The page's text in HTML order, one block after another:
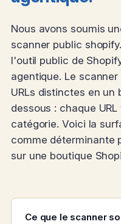
Nous avons soumis
scanner public
l'outil public de
agentique. Le
URLs distinctes en un
dessous : chaque
catégorie. Voici la
comme déterminante
sur une boutique
Ce que le scanner